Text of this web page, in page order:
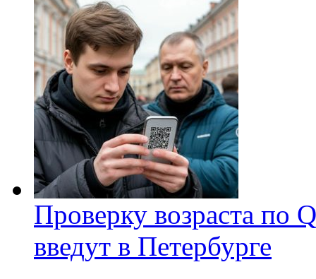
Проверку возраста по
введут в Петербурге